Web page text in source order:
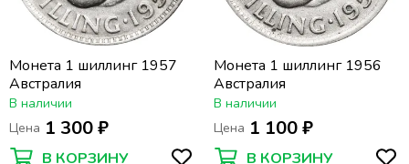
Монета 1 шиллинг 1957
Австралия
В наличии
Цена 1 300 ₽
В КОРЗИНУ
Монета 1 шиллинг 1956
Австралия
В наличии
Цена 1 100 ₽
В КОРЗИНУ